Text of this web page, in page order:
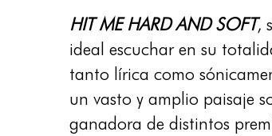
HIT ME HARD AND SOFT,
ideal escuchar en su
tanto lírica como
un vasto y amplio paisaje
ganadora de distintos